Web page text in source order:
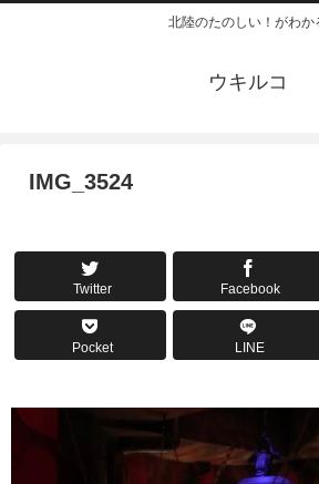
北陸のたのしい！がわか
ウキルコ
IMG_3524
Twitter Facebook
Pocket LINE